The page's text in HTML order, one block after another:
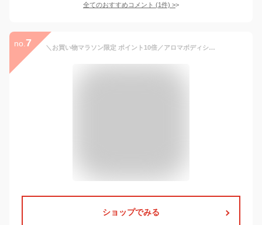
全てのおすすめコメント (1件) >
no. 7 ＼お買い物マラソン限定 ポイント10倍／アロマボディシート持ち運びに便利な15枚入 シートサイズ:180mm×200mm ボディ用シートアユーラayura
ショップでみる